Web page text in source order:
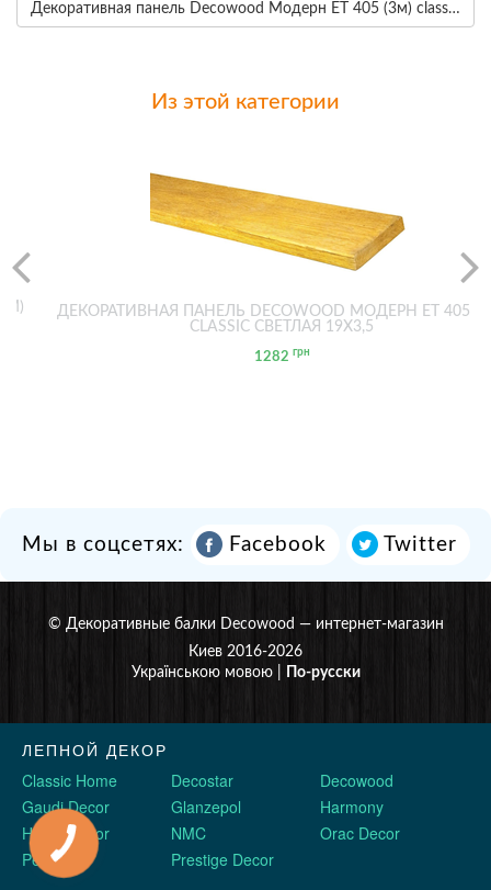
Декоративная панель Decowood Модерн ET 405 (3м) classic тёмная 19х3,5 →
Из этой категории
ДЕКОРАТИВНАЯ ПАНЕЛЬ DECOWOOD МОДЕРН ET 405
CLASSIC СВЕТЛАЯ 19Х3,5
1282 грн
Мы в соцсетях: Facebook Twitter
© Декоративные балки Decowood — интернет-магазин
Киев 2016-2026
Українською мовою| По-русски
ЛЕПНОЙ ДЕКОР
Classic Home
Decostar
Decowood
Gaudi Decor
Glanzepol
Harmony
Home Decor
NMC
Orac Decor
Perimeter
Prestige Decor